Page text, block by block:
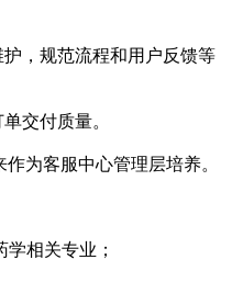
，规范流程和用户反馈等
交付质量。
为客服中心管理层培养。
相关专业；